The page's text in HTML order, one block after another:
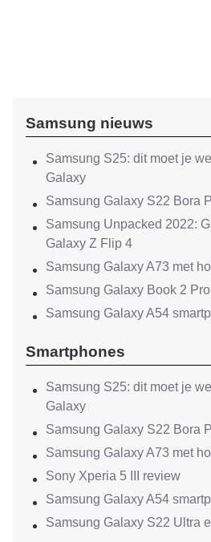
Samsung nieuws
Samsung S25: dit moet je
Galaxy
Samsung Galaxy S22 Bora
Samsung Unpacked 2022:
Galaxy Z Flip 4
Samsung Galaxy A73 met
Samsung Galaxy Book 2
Samsung Galaxy A54
Smartphones
Samsung S25: dit moet je
Galaxy
Samsung Galaxy S22 Bora
Samsung Galaxy A73 met
Sony Xperia 5 III review
Samsung Galaxy A54
Samsung Galaxy S22 Ultra